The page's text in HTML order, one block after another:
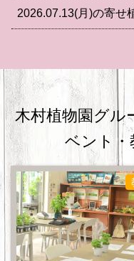
2026.07.13(月)の寄せ
木村植物園グル
ベント・